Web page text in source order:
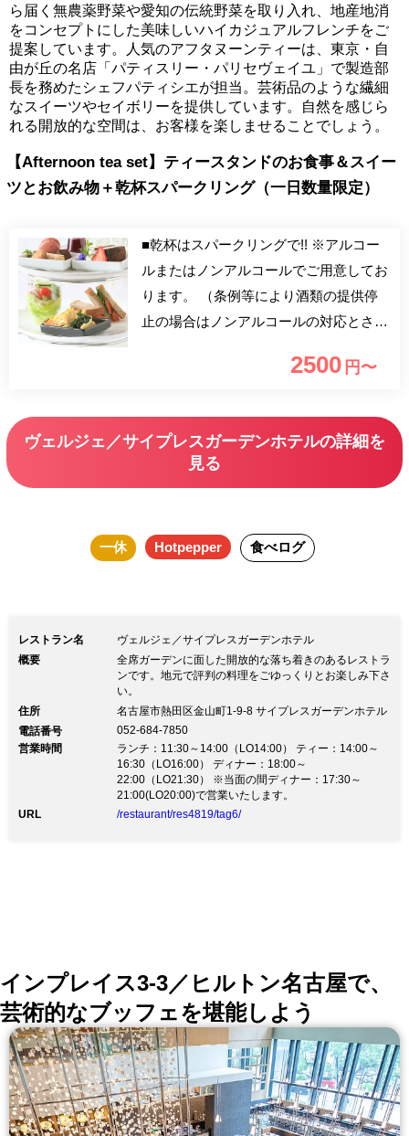
ら届く無農薬野菜や愛知の伝統野菜を取り入れ、地産地消
をコンセプトにした美味しいハイカジュアルフレンチをご
提案しています。人気のアフタヌーンティーは、東京・自
由が丘の名店「パティスリー・パリセヴェイユ」で製造部
長を務めたシェフパティシエが担当。芸術品のような繊細
なスイーツやセイボリーを提供しています。自然を感じら
れる開放的な空間は、お客様を楽しませることでしょう。
【Afternoon tea set】ティースタンドのお食事＆スイー
ツとお飲み物＋乾杯スパークリング（一日数量限定）
■乾杯はスパークリングで!! ※アルコー
ルまたはノンアルコールでご用意してお
ります。 （条例等により酒類の提供停
止の場合はノンアルコールの対応とさせ
チ、他スイーツケーキなどをティースタ
物をお付けして、さらにうれしい乾杯ス
パークリングが付いたプランをご用意い
たしました。ご友人とのお集まりなど、
Wellcome!! ぜひご来店をお待ちしてお
2500 円〜
ヴェルジェ／サイプレスガーデンホテルの詳細を
見る
一休 Hotpepper 食べログ
レストラン名
ヴェルジェ／サイプレスガーデンホテル
概要
全席ガーデンに面した開放的な落ち着きのあるレストラ
ンです。地元で評判の料理をごゆっくりとお楽しみ下さ
い。
住所
名古屋市熱田区金山町1-9-8 サイプレスガーデンホテル
電話番号
052-684-7850
営業時間
ランチ：11:30～14:00（LO14:00） ティー：14:00～
16:30（LO16:00） ディナー：18:00～
22:00（LO21:30） ※当面の間ディナー：17:30～
21:00(LO20:00)で営業いたします。
URL
/restaurant/res4819/tag6/
インプレイス3-3／ヒルトン名古屋で、
芸術的なブッフェを堪能しよう